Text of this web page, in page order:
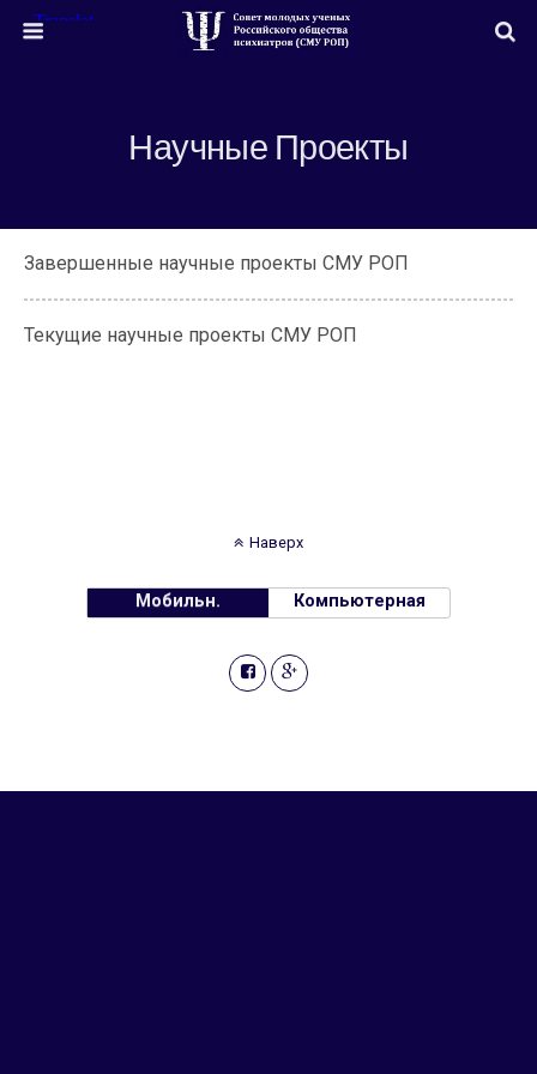
Научные Проекты
Завершенные научные проекты СМУ РОП
Текущие научные проекты СМУ РОП
Наверх
Мобильн. Компьютерная